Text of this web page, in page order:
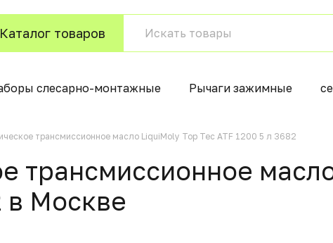
Каталог товаров
слесарно-монтажные Рычаги зажимные
трансмиссионное масло LiquiMoly Top Tec ATF 1200 5 л 3682
трансмиссионное
в Москвe